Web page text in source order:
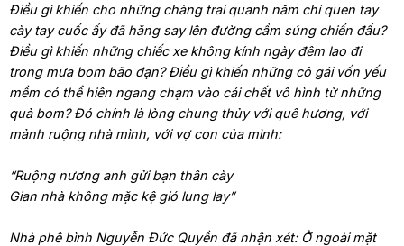
Điều gì khiến cho những chàng trai quanh năm chỉ quen tay
cày tay cuốc ấy đã hăng say lên đường cầm súng chiến đấu?
Điều gì khiến những chiếc xe không kính ngày đêm lao đi
trong mưa bom bão đạn? Điều gì khiến những cô gái vốn yếu
mềm có thể hiên ngang chạm vào cái chết vô hình từ những
quả bom? Đó chính là lòng chung thủy với quê hương, với
mảnh ruộng nhà mình, với vợ con của mình:
“Ruộng nương anh gửi bạn thân cày
Gian nhà không mặc kệ gió lung lay”
Nhà phê bình Nguyễn Đức Quyền đã nhận xét: Ở ngoài mặt